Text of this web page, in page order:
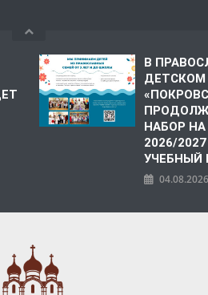
В
ДЕТСКОМ
НАБОР
2026/2027
УЧЕБНЫЙ
04.08.2026